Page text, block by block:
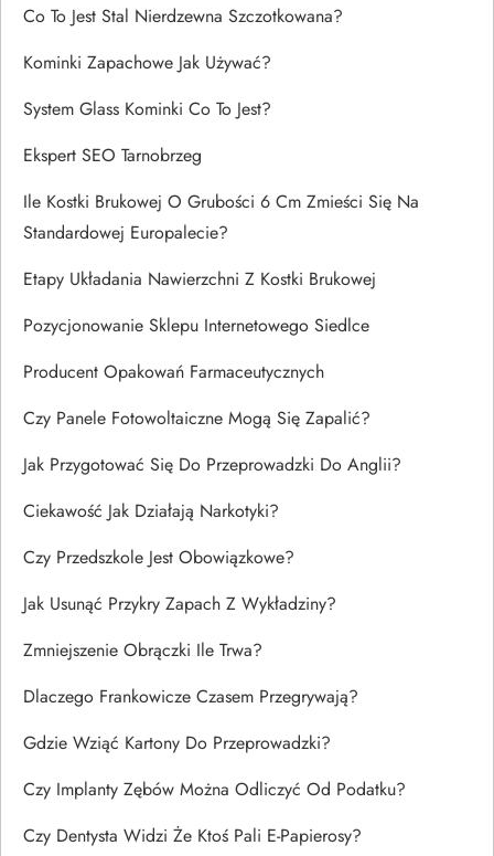
Co To Jest Stal Nierdzewna Szczotkowana?
Kominki Zapachowe Jak Używać?
System Glass Kominki Co To Jest?
Ekspert SEO Tarnobrzeg
Ile Kostki Brukowej O Grubości 6 Cm Zmieści Się Na
Standardowej Europalecie?
Etapy Układania Nawierzchni Z Kostki Brukowej
Pozycjonowanie Sklepu Internetowego Siedlce
Producent Opakowań Farmaceutycznych
Czy Panele Fotowoltaiczne Mogą Się Zapalić?
Jak Przygotować Się Do Przeprowadzki Do Anglii?
Ciekawość Jak Działają Narkotyki?
Czy Przedszkole Jest Obowiązkowe?
Jak Usunąć Przykry Zapach Z Wykładziny?
Zmniejszenie Obrączki Ile Trwa?
Dlaczego Frankowicze Czasem Przegrywają?
Gdzie Wziąć Kartony Do Przeprowadzki?
Czy Implanty Zębów Można Odliczyć Od Podatku?
Czy Dentysta Widzi Że Ktoś Pali E-Papierosy?